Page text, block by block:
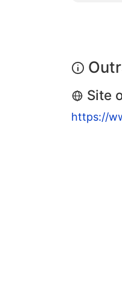
Site
https://